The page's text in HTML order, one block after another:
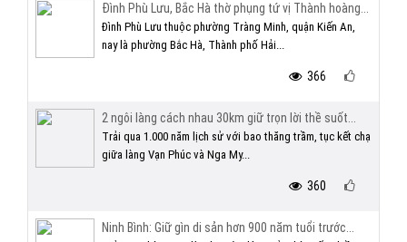
Đình Phù Lưu, Bắc Hà thờ phụng tứ vị Thành hoàng...
Đình Phù Lưu thuộc phường Tràng Minh, quận Kiến An,
nay là phường Bắc Hà, Thành phố Hải...
366
2 ngôi làng cách nhau 30km giữ trọn lời thề suốt...
Trải qua 1.000 năm lịch sử với bao thăng trầm, tục kết chạ
giữa làng Vạn Phúc và Nga My...
360
Ninh Bình: Giữ gìn di sản hơn 900 năm tuổi trước...